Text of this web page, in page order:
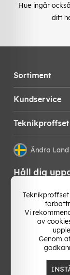
Hue ingår
ditt
Sortiment
Kundservice
Teknikproffset
Ändra Land
Håll dig
Få de senaste
bästa tipsen
vårt nyhetsbrev!
Vi
av
Genom